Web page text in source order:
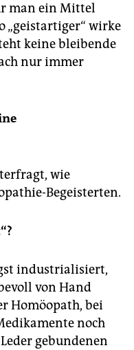
man ein Mittel
„geistartiger“ wirke
keine bleibende
nur immer
wie
Begeisterten.
industrialisiert,
von Hand
Homöopath, bei
noch
gebundenen